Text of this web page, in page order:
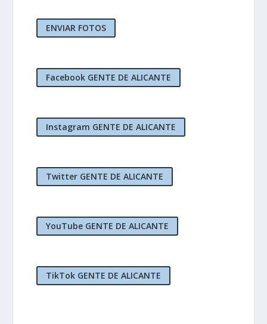
ENVIAR FOTOS
Facebook GENTE DE ALICANTE
Instagram GENTE DE ALICANTE
Twitter GENTE DE ALICANTE
YouTube GENTE DE ALICANTE
TikTok GENTE DE ALICANTE